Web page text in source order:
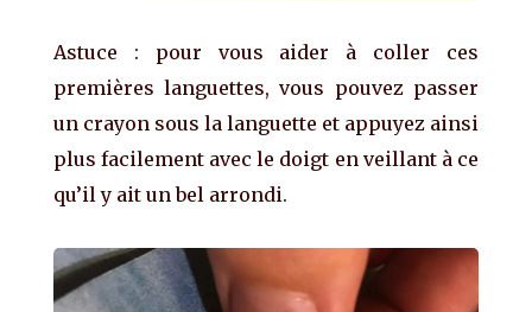
Astuce : pour vous aider à coller ces
premières languettes, vous pouvez passer
un crayon sous la languette et appuyez ainsi
plus facilement avec le doigt en veillant à ce
qu’il y ait un bel arrondi.